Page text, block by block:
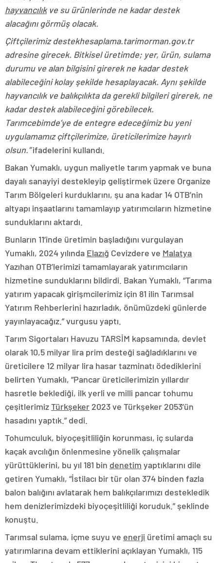
hayvancılıkve su ürünlerinde ne kadar destek
alacağını görmüş olacak.
Çiftçilerimiz destekhesaplama.tarimorman.gov.tr
adresine girecek. Bitkisel üretimde; yer, ürün, sulama
durumu ve alan bilgisini girerek ne kadar destek
alabileceğini kolay şekilde hesaplayacak. Aynı şekilde
hayvancılık ve balıkçılıkta da gerekli bilgileri girerek, ne
kadar destek alabileceğini görebilecek.
Tarımcebimde’ye de entegre edeceğimiz bu yeni
uygulamamız çiftçilerimize, üreticilerimize hayırlı
olsun.”ifadelerini kullandı.
Bakan Yumaklı, uygun maliyetle tarım yapmak ve buna
dayalı sanayiyi destekleyip geliştirmek üzere Organize
Tarım Bölgeleri kurduklarını, şu ana kadar 14 OTB’nin
altyapı inşaatlarını tamamlayıp yatırımcıların hizmetine
sunduklarını aktardı.
Bunların 11’inde üretimin başladığını vurgulayan
Yumaklı, 2024 yılında Elazığ Cevizdere ve Malatya
Yazıhan OTB’lerimizi tamamlayarak yatırımcıların
hizmetine sunduklarını bildirdi. Bakan Yumaklı, “Tarıma
yatırım yapacak girişmcilerimiz için 81 ilin Tarımsal
Yatırım Rehberlerini hazırladık, önümüzdeki günlerde
yayınlayacağız.” vurgusu yaptı.
Tarım Sigortaları Havuzu TARSİM kapsamında, devlet
olarak 10,5 milyar lira prim desteği sağladıklarını ve
üreticilere 12 milyar lira hasar tazminatı ödediklerini
belirten Yumaklı, “Pancar üreticilerimizin yıllardır
hasretle beklediği, ilk yerli ve milli pancar tohumu
çeşitlerimizTürkşeker 2023 ve Türkşeker 2053’ün
hasadını yaptık.” dedi.
Tohumculuk, biyoçeşitliliğin korunması, iç sularda
kaçak avcılığın önlenmesine yönelik çalışmalar
yürüttüklerini, bu yıl 181 bin denetim yaptıklarını dile
getiren Yumaklı, “İstilacı bir tür olan 374 binden fazla
balon balığını avlatarak hem balıkçılarımızı destekledik
hem denizlerimizdeki biyoçeşitliliği koruduk.” şeklinde
konuştu.
Tarımsal sulama, içme suyu ve enerji üretimi amaçlı su
yatırımlarına devam ettiklerini açıklayan Yumaklı, 115